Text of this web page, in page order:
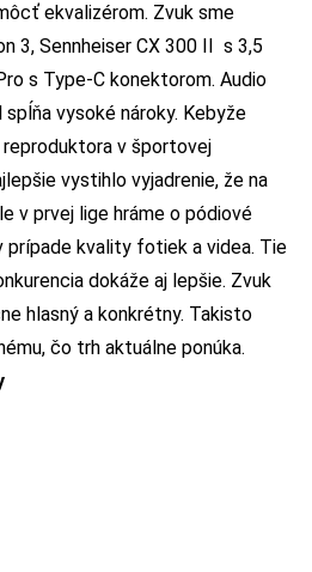
ekvalizérom. Zvuk sme
3, Sennheiser CX 300 II s 3,5
s Type-C konektorom. Audio
vysoké nároky. Kebyže
reproduktora v športovej
vystihlo vyjadrenie, že na
v prvej lige hráme o pódiové
prípade kvality fotiek a videa. Tie
dokáže aj lepšie. Zvuk
hlasný a konkrétny. Takisto
čo trh aktuálne ponúka.